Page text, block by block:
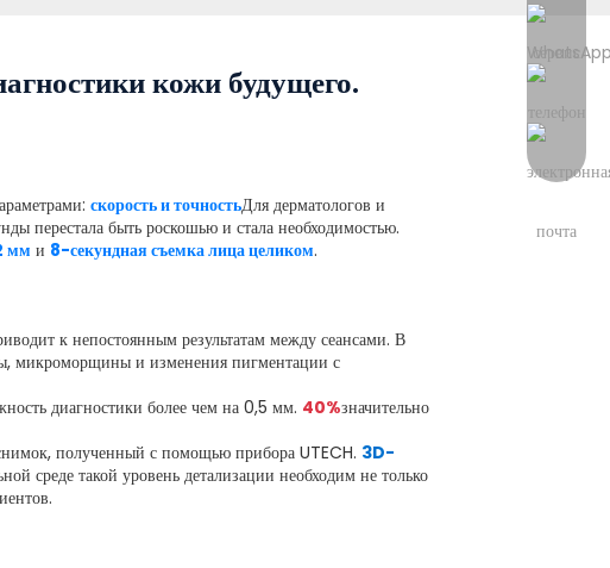
кожи будущего.
скорость и точностьДля дерматологов и
перестала быть роскошью и стала необходимостью.
мм и 8-секундная съемка лица целиком.
к непостоянным результатам между сеансами. В
микроморщины и изменения пигментации с
диагностики более чем на 0,5 мм. 40%значительно
полученный с помощью прибора UTECH. 3D-
среде такой уровень детализации необходим не только